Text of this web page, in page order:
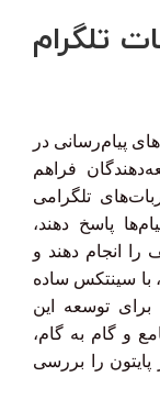
تلگرام
پیام‌رسانی در
فراهم
تلگرامی
پاسخ دهند،
را انجام دهند و
با سینتکس ساده
برای توسعه این
و گام به گام،
را بررسی